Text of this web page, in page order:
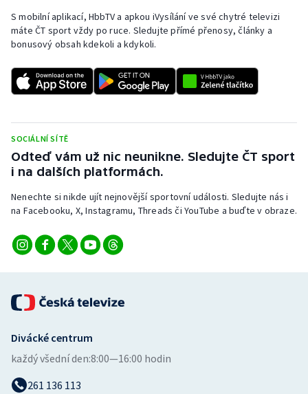
Triatlon
Veslování
Vodní slalom
Ostatní
S mobilní aplikací, HbbTV a apkou iVysílání ve své chytré televizi
máte ČT sport vždy po ruce. Sledujte přímé přenosy, články a
bonusový obsah kdekoli a kdykoli.
SOCIÁLNÍ SÍTĚ
Odteď vám už nic neunikne. Sledujte ČT sport
i na dalších platformách.
Nenechte si nikde ujít nejnovější sportovní události. Sledujte nás i
na Facebooku, X, Instagramu, Threads či YouTube a buďte v obraze.
Divácké centrum
každý všední den:8:00—16:00 hodin
261 136 113